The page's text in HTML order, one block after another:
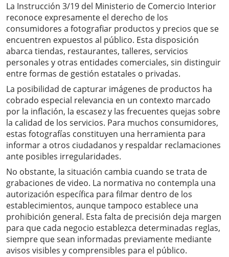
La Instrucción 3/19 del Ministerio de Comercio Interior
reconoce expresamente el derecho de los
consumidores a fotografiar productos y precios que se
encuentren expuestos al público. Esta disposición
abarca tiendas, restaurantes, talleres, servicios
personales y otras entidades comerciales, sin distinguir
entre formas de gestión estatales o privadas.
La posibilidad de capturar imágenes de productos ha
cobrado especial relevancia en un contexto marcado
por la inflación, la escasez y las frecuentes quejas sobre
la calidad de los servicios. Para muchos consumidores,
estas fotografías constituyen una herramienta para
informar a otros ciudadanos y respaldar reclamaciones
ante posibles irregularidades.
No obstante, la situación cambia cuando se trata de
grabaciones de video. La normativa no contempla una
autorización específica para filmar dentro de los
establecimientos, aunque tampoco establece una
prohibición general. Esta falta de precisión deja margen
para que cada negocio establezca determinadas reglas,
siempre que sean informadas previamente mediante
avisos visibles y comprensibles para el público.